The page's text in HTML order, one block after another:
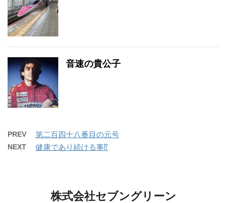
音速の貴公子
PREV 第二百四十八番目の元号
NEXT 健康であり続ける事⁉️
株式会社セブングリーン